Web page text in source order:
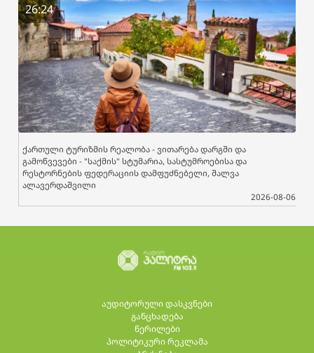
26:24
ქართული ტურიზმის რეალობა - ვითარება დარგში და
გამოწვევები - "საქმის" სტუმარია, სასტუმროებისა და
რესტორნების ფედერაციის დამფუძნებელი, შალვა
ალავერდაშვილი
2026-08-06
აუდიტორული დასკვნები
განცხადება
წერილები
პოლიტიკური რეკლამა